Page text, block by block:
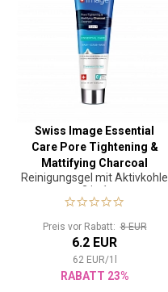
Swiss Image Essential
Care Pore Tightening &
Mattifying Charcoal
Cleanser 100 ml
Reinigungsgel mit Aktivkohle
3 in 1
Preis vor Rabatt:8 EUR
6.2 EUR
62 EUR/1
RABATT 23%